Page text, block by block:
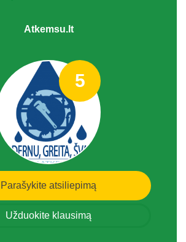
Atkemsu.lt
5
Parašykite atsiliepimą
Užduokite klausimą